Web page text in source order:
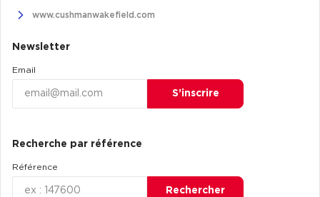
www.cushmanwakefield.com
Newsletter
Email
S’inscrire
Recherche par référence
Référence
Rechercher